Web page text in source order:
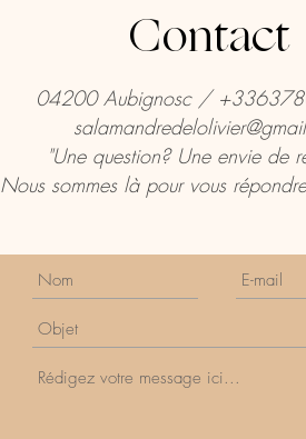
Contact
04200 Aubignosc /
"Une question? Une envie de
Nous sommes là pour vous